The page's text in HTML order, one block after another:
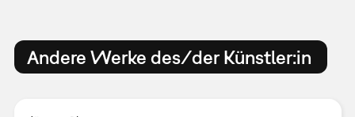
Andere Werke des/der Künstler:in